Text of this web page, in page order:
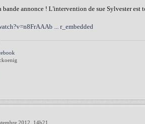
annonce ! L'intervention de sue Sylvester
... r_embedded
2012, 14h21